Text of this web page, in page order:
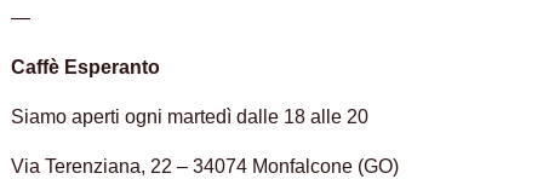
—
Caffè Esperanto
Siamo aperti ogni martedì dalle 18 alle 20
Via Terenziana, 22 – 34074 Monfalcone (GO)